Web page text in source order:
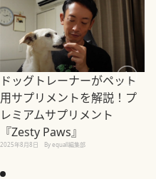
ドッグトレーナーがペット
用サプリメントを解説！プ
レミアムサプリメント
『Zesty Paws』
2025年8月8日 By equall編集部